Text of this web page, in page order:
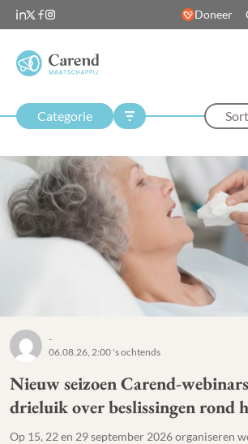
Doneer
Categorie
-
06.08.26, 2:00 's ochtends
Nieuw seizoen Carend-
drieluik over beslissingen rond
Op 15, 22 en 29 september 2026 organiseren